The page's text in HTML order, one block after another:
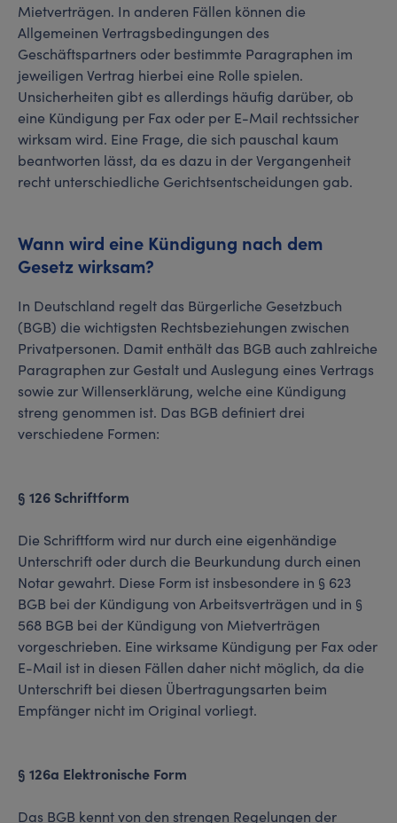
Mietverträgen. In anderen Fällen können die
Allgemeinen Vertragsbedingungen des
Geschäftspartners oder bestimmte Paragraphen im
jeweiligen Vertrag hierbei eine Rolle spielen.
Unsicherheiten gibt es allerdings häufig darüber, ob
eine Kündigung per Fax oder per E-Mail rechtssicher
wirksam wird. Eine Frage, die sich pauschal kaum
beantworten lässt, da es dazu in der Vergangenheit
recht unterschiedliche Gerichtsentscheidungen gab.
Wann wird eine Kündigung nach dem
Gesetz wirksam?
In Deutschland regelt das Bürgerliche Gesetzbuch
(BGB) die wichtigsten Rechtsbeziehungen zwischen
Privatpersonen. Damit enthält das BGB auch zahlreiche
Paragraphen zur Gestalt und Auslegung eines Vertrags
sowie zur Willenserklärung, welche eine Kündigung
streng genommen ist. Das BGB definiert drei
verschiedene Formen:
§ 126 Schriftform
Die Schriftform wird nur durch eine eigenhändige
Unterschrift oder durch die Beurkundung durch einen
Notar gewahrt. Diese Form ist insbesondere in § 623
BGB bei der Kündigung von Arbeitsverträgen und in §
568 BGB bei der Kündigung von Mietverträgen
vorgeschrieben. Eine wirksame Kündigung per Fax oder
E-Mail ist in diesen Fällen daher nicht möglich, da die
Unterschrift bei diesen Übertragungsarten beim
Empfänger nicht im Original vorliegt.
§ 126a Elektronische Form
Das BGB kennt von den strengen Regelungen der